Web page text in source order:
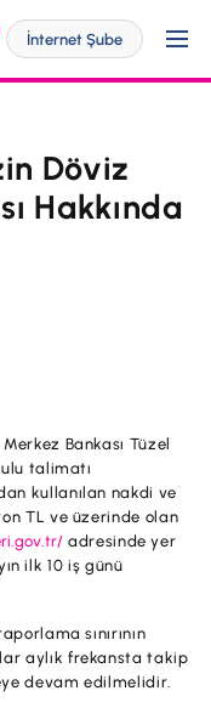
İnternet Şube
Döviz
Hakkında
Bankası Tüzel
talimatı
kullanılan nakdi ve
TL ve üzerinde olan
adresinde yer
ilk 10 iş günü
sınırının
aylık frekansta takip
devam edilmelidir.